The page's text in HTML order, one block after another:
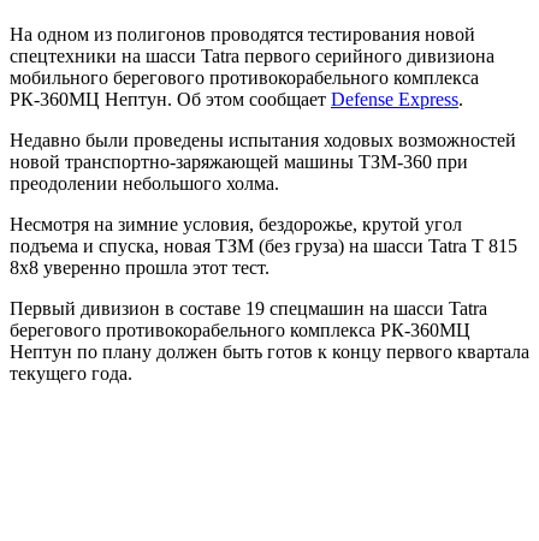
На одном из полигонов проводятся тестирования новой
спецтехники на шасси Tatra первого серийного дивизиона
мобильного берегового противокорабельного комплекса
РК-360МЦ Нептун. Об этом сообщает Defense Express.
Недавно были проведены испытания ходовых возможностей
новой транспортно-заряжающей машины ТЗМ-360 при
преодолении небольшого холма.
Несмотря на зимние условия, бездорожье, крутой угол
подъема и спуска, новая ТЗМ (без груза) на шасси Tatra T 815
8х8 уверенно прошла этот тест.
Первый дивизион в составе 19 спецмашин на шасси Tatra
берегового противокорабельного комплекса РК-360МЦ
Нептун по плану должен быть готов к концу первого квартала
текущего года.